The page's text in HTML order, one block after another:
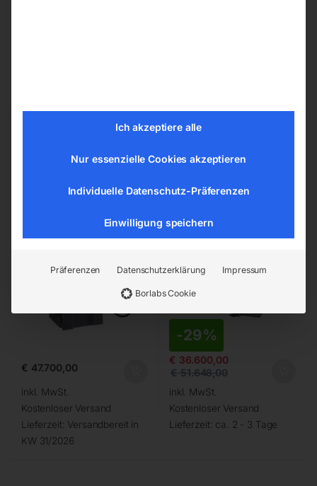
Flächenschleifmaschine
€ 47.700,00
inkl. MwSt.
Kostenloser Versand
Lieferzeit: Versandbereit in
KW 31/2026
Rundschleifmaschine
-29%
€ 36.600,00
€51.648,00
inkl. MwSt.
Kostenloser Versand
Lieferzeit: ca. 2 - 3 Tage
Ich akzeptiere alle
Nur essenzielle Cookies akzeptieren
Individuelle Datenschutz-Präferenzen
Einwilligung speichern
Präferenzen Datenschutzerklärung Impressum
Borlabs Cookie